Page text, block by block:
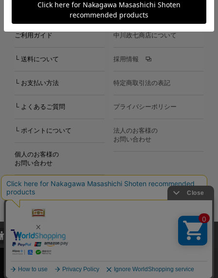
LINE Instagram X Facebook メールマガジン
ご利用ガイド
└ 送料について
└ お支払い方法
└ よくあるご質問
└ ポイントについて
個人のお客様の
お問い合わせ
中川政七商店について
採用情報
特定商取引法の表記
プライバシーポリシー
法人のお客様の
お問い合わせ
Copyright©2000-2026
Nakagawa Masashichi Shoten All Rights Reserved.
当サイトでは、当サイト内における閲覧履歴・属性情報などの取得およ
び利便性向上のためにクッキー（Cookie）を使用いたします。詳細に
関しては「プライバシーポリシー
承諾する